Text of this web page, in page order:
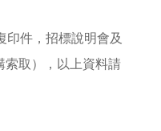
印件，招標說明會及
索取），以上資料請